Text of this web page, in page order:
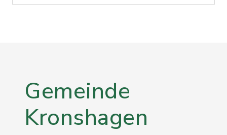
Gemeinde
Kronshagen